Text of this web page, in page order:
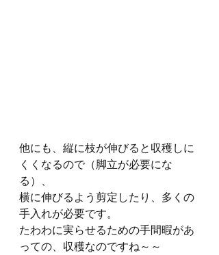
他にも、縦に枝が伸びると収穫しに
くくなるので（脚立が必要にな
る）、
横に伸びるよう剪定したり、多くの
手入れが必要です。
たわわに実らせるための手間暇があ
っての、収穫なのですね～～